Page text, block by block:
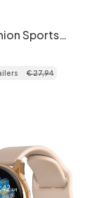
Sports
met HD-
-
+
€27,94